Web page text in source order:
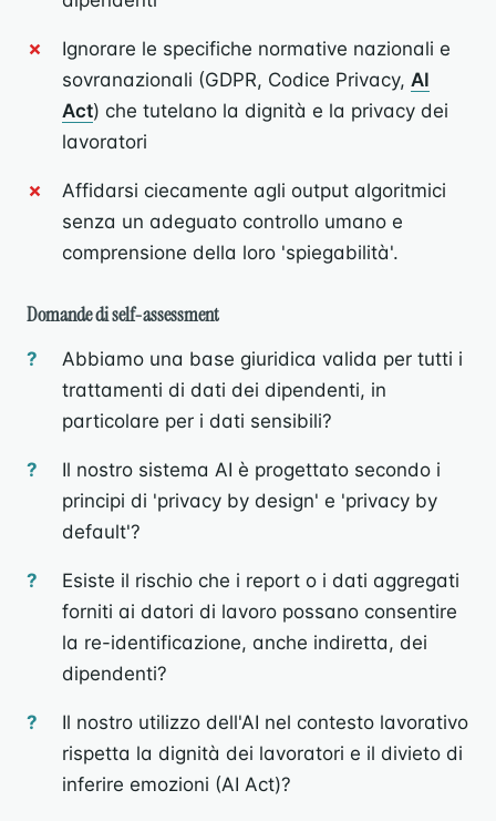
Ignorare le specifiche normative nazionali e
sovranazionali (GDPR, Codice Privacy, AI
Act) che tutelano la dignità e la privacy dei
lavoratori
Affidarsi ciecamente agli output algoritmici
senza un adeguato controllo umano e
comprensione della loro 'spiegabilità'.
Domande di self-assessment
Abbiamo una base giuridica valida per tutti i
trattamenti di dati dei dipendenti, in
particolare per i dati sensibili?
Il nostro sistema AI è progettato secondo i
principi di 'privacy by design' e 'privacy by
default'?
Esiste il rischio che i report o i dati aggregati
forniti ai datori di lavoro possano consentire
la re-identificazione, anche indiretta, dei
dipendenti?
Il nostro utilizzo dell'AI nel contesto lavorativo
rispetta la dignità dei lavoratori e il divieto di
inferire emozioni (AI Act)?